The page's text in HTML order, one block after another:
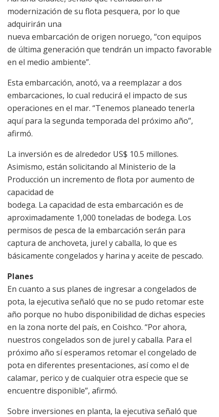
modernización de su flota pesquera, por lo que
adquirirán una
nueva embarcación de origen noruego, “con equipos
de última generación que tendrán un impacto favorable
en el medio ambiente”.
Esta embarcación, anotó, va a reemplazar a dos
embarcaciones, lo cual reducirá el impacto de sus
operaciones en el mar. “Tenemos planeado tenerla
aquí para la segunda temporada del próximo año”,
afirmó.
La inversión es de alrededor US$ 10.5 millones.
Asimismo, están solicitando al Ministerio de la
Producción un incremento de flota por aumento de
capacidad de
bodega. La capacidad de esta embarcación es de
aproximadamente 1,000 toneladas de bodega. Los
permisos de pesca de la embarcación serán para
captura de anchoveta, jurel y caballa, lo que es
básicamente congelados y harina y aceite de pescado.
Planes
En cuanto a sus planes de ingresar a congelados de
pota, la ejecutiva señaló que no se pudo retomar este
año porque no hubo disponibilidad de dichas especies
en la zona norte del país, en Coishco. “Por ahora,
nuestros congelados son de jurel y caballa. Para el
próximo año sí esperamos retomar el congelado de
pota en diferentes presentaciones, así como el de
calamar, perico y de cualquier otra especie que se
encuentre disponible”, afirmó.
Sobre inversiones en planta, la ejecutiva señaló que